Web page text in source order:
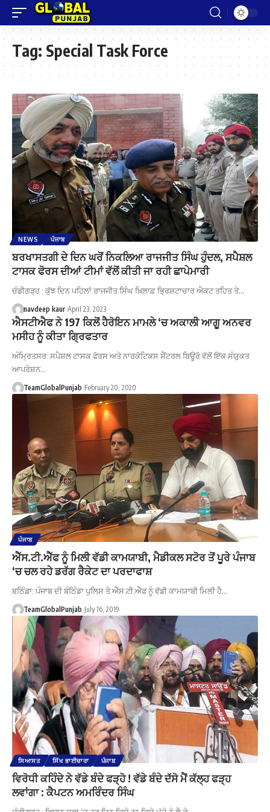
Tag: Special Task Force
NEWS ਪੰਜਾਬ
ਬਰਖਾਸਤਗੀ ਦੇ ਦਿਨ ਘਰੋਂ ਨਿਕਲਿਆ ਰਾਜਜੀਤ ਸਿੰਘ ਹੁੰਦਲ, ਸਪੈਸ਼ਲ
ਟਾਸਕ ਫੋਰਸ ਦੀਆਂ ਟੀਮਾਂ ਵੱਲੋਂ ਕੀਤੀ ਜਾ ਰਹੀ ਛਾਪੇਮਾਰੀ
ਚੰਡੀਗੜ੍ਹ : ਕੁੱਝ ਦਿਨ ਪਹਿਲਾਂ ਰਾਜਜੀਤ ਸਿੰਘ ਖ਼ਿਲਾਫ਼ ਭ੍ਰਿਸ਼ਟਾਚਾਰ ਐਕਟ ਤਹਿਤ ਤੇ…
navdeep kaur April 23, 2023
ਐਸਟੀਐਫ ਨੇ 197 ਕਿਲੋਂ ਹੈਰੋਇਨ ਮਾਮਲੇ ‘ਚ ਅਕਾਲੀ ਆਗੂ ਅਨਵਰ
ਮਸੀਹ ਨੂੰ ਕੀਤਾ ਗ੍ਰਿਫਤਾਰ
ਅੰਮ੍ਰਿਤਸਰ: ਸਪੈਸ਼ਲ ਟਾਸਕ ਫੋਰਸ ਅਤੇ ਨਾਰਕੋਟਿਕਸ ਸੈਂਟਰਲ ਬਿਊਰੋ ਵੱਲੋਂ ਇੱਕ ਸੰਯੁਕਤ
ਆਪਰੇਸ਼ਨ…
TeamGlobalPunjab February 20, 2020
ਪੰਜਾਬ
ਐੱਸ.ਟੀ.ਐੱਫ ਨੂੰ ਮਿਲੀ ਵੱਡੀ ਕਾਮਯਾਬੀ, ਮੈਡੀਕਲ ਸਟੋਰ ਤੋਂ ਪੂਰੇ ਪੰਜਾਬ
‘ਚ ਚਲ ਰਹੇ ਡਰੱਗ ਰੈਕੇਟ ਦਾ ਪਰਦਾਫਾਸ਼
ਬਠਿੰਡਾ: ਪੰਜਾਬ ਦੀ ਬੰਠਿੰਡਾ ਪੁਲਿਸ ਤੇ ਐੱਸ.ਟੀ.ਐੱਫ ਨੂੰ ਵੱਡੀ ਕਾਮਯਾਬੀ ਮਿਲੀ ਹੈ…
TeamGlobalPunjab July 16, 2019
ਸਿਆਸਤ ਸਿੱਖ ਭਾਈਚਾਰਾ ਪੰਜਾਬ
ਵਿਰੋਧੀ ਕਹਿੰਦੇ ਨੇ ਵੱਡੇ ਬੰਦੇ ਫੜ੍ਹੋ ! ਵੱਡੇ ਬੰਦੇ ਦੱਸੋ ਮੈਂ ਕੱਲ੍ਹ ਫੜ੍ਹ
ਲਵਾਂਗਾ : ਕੈਪਟਨ ਅਮਰਿੰਦਰ ਸਿੰਘ